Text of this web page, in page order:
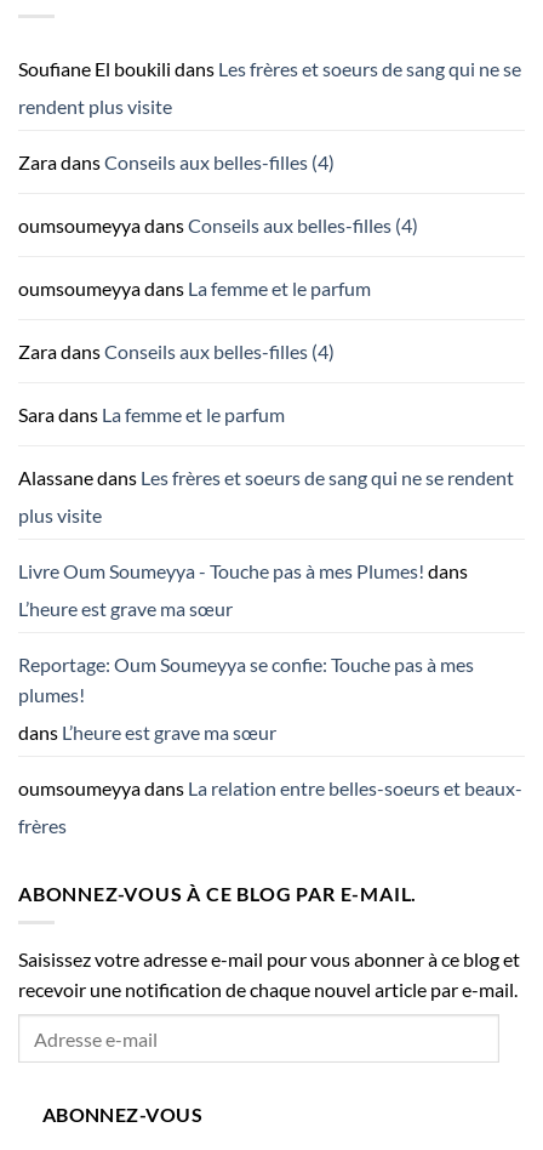
Soufiane El boukili dans Les frères et soeurs de sang qui ne se
rendent plus visite
ZaradansConseils aux belles-filles (4)
oumsoumeyyadansConseils aux belles-filles (4)
oumsoumeyyadans La femme et le parfum
ZaradansConseils aux belles-filles (4)
Saradans La femme et le parfum
Alassanedans Les frères et soeurs de sang qui ne se rendent
plus visite
Livre Oum Soumeyya - Touche pas à mes Plumes! dans
L’heure est grave ma sœur
Reportage: Oum Soumeyya se confie: Touche pas à mes
plumes!
dans L’heure est grave ma sœur
oumsoumeyyadans La relation entre belles-soeurs et beaux-
frères
ABONNEZ-VOUS À CE BLOG PAR E-MAIL.
Saisissez votre adresse e-mail pour vous abonner à ce blog et
recevoir une notification de chaque nouvel article par e-mail.
ABONNEZ-VOUS